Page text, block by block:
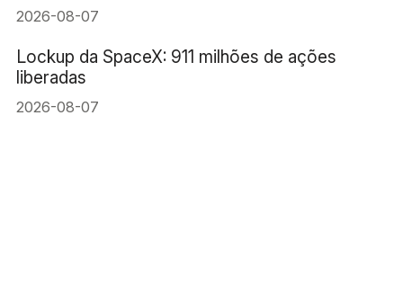
2026-08-07
Lockup da SpaceX: 911 milhões de ações
liberadas
2026-08-07